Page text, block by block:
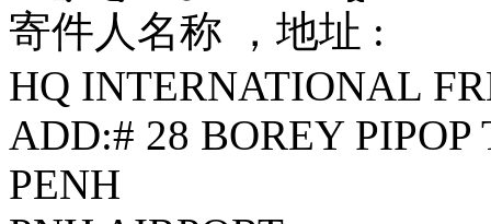
寄件人名称 ，地址 :
HQ INTERNATIONAL
ADD:# 28 BOREY
PENH